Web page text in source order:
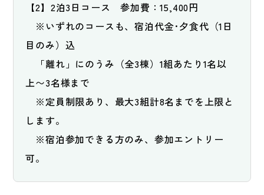
【2】2泊3日コース　参加費：15,400円
※いずれのコースも、宿泊代金･夕食代（1日
目のみ）込
「離れ」にのうみ（全3棟）1組あたり1名以
上〜3名様まで
※定員制限あり、最大3組計8名までを上限と
します。
※宿泊参加できる方のみ、参加エントリー
可。